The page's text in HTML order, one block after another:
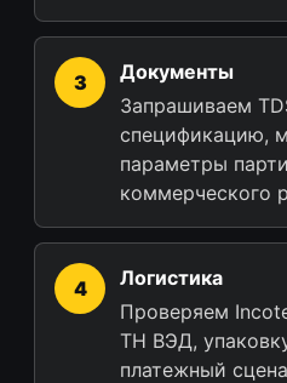
Документы
Запрашиваем
спецификацию,
параметры
коммерческого
Логистика
Проверяем
ТН ВЭД,
платежный